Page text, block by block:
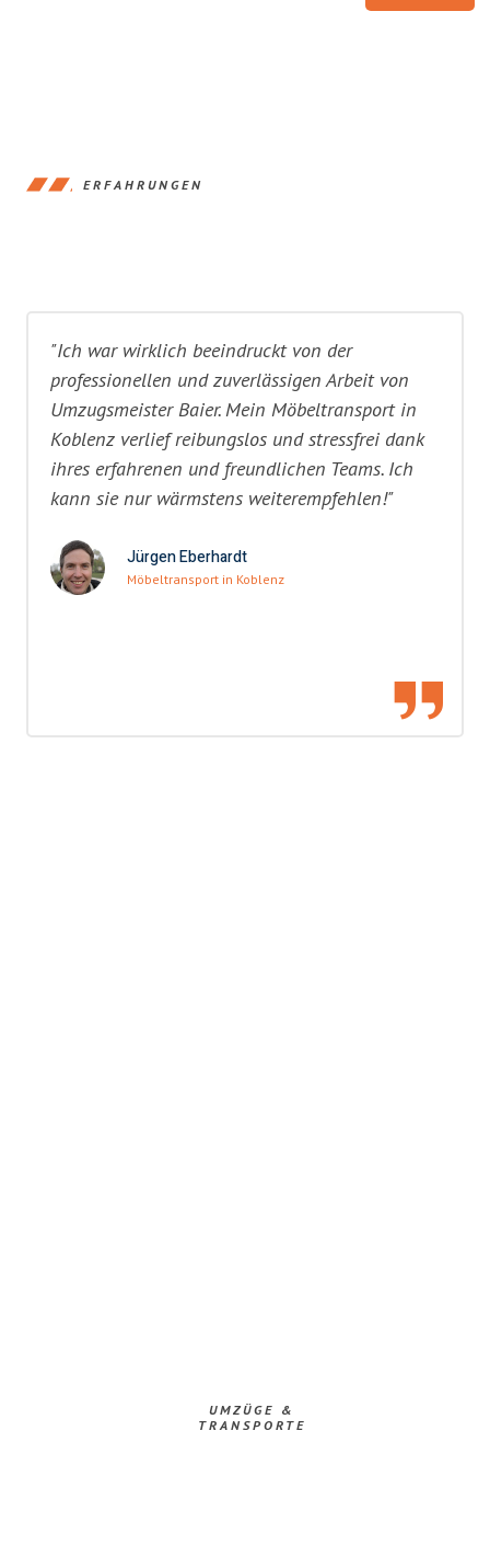
ERFAHRUNGEN
"Ich war wirklich beeindruckt von der
professionellen und zuverlässigen Arbeit von
Umzugsmeister Baier. Mein Möbeltransport in
Koblenz verlief reibungslos und stressfrei dank
ihres erfahrenen und freundlichen Teams. Ich
kann sie nur wärmstens weiterempfehlen!"
Jürgen Eberhardt
Möbeltransport in Koblenz
UMZÜGE &
TRANSPORTE